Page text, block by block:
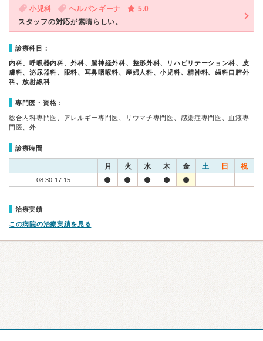
小児科 ヘルパンギーナ
5.0
スタッフの対応が素晴らしい。
診療科目：
内科、呼吸器内科、外科、脳神経外科、整形外科、リハビリテーション科、皮
膚科、泌尿器科、眼科、耳鼻咽喉科、産婦人科、小児科、精神科、歯科口腔外
科、放射線科
専門医・資格：
総合内科専門医、アレルギー専門医、リウマチ専門医、感染症専門医、血液専
門医、外…
診療時間
月 火 水 木 金 土 日 祝
08:30-17:15
治療実績
この病院の治療実績を見る